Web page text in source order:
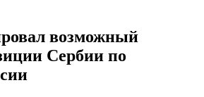
возможный
Сербии по